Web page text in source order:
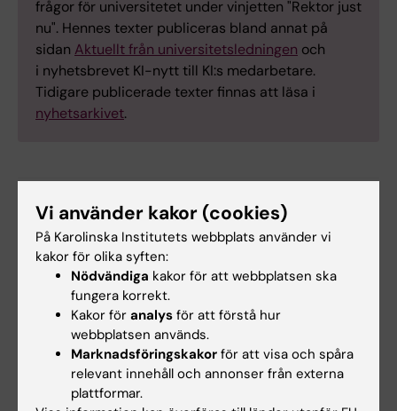
frågor för universitetet under vinjetten "Rektor just
nu". Hennes texter publiceras bland annat på
sidan Aktuellt från universitetsledningen och
i nyhetsbrevet KI-nytt till KI:s medarbetare.
Tidigare publicerade texter finnas att läsa i
nyhetsarkivet.
Tags
Ledning Rektor just nu
Uppdaterad av:
KI Kommunikati… 2026-05-21
Innehållsgranskare:
Madeleine Svärd Huss
Dela
Vi använder kakor (cookies)
På Karolinska Institutets webbplats använder vi
kakor för olika syften:
Nödvändiga kakor för att webbplatsen ska
fungera korrekt.
Kakor för analys för att förstå hur
webbplatsen används.
Marknadsföringskakor för att visa och spåra
relevant innehåll och annonser från externa
plattformar.